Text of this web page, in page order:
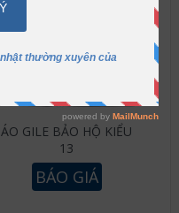
ÁO GILE BẢO HỘ KIỂU
13
BÁO GIÁ